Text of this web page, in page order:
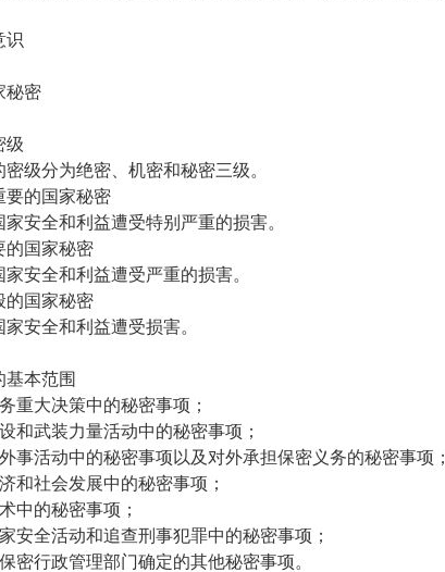
识
秘密
级
密级分为绝密、机密和秘密三级。
要的国家秘密
安全和利益遭受特别严重的损害。
的国家秘密
安全和利益遭受严重的损害。
的国家秘密
安全和利益遭受损害。
基本范围
重大决策中的秘密事项；
和武装力量活动中的秘密事项；
事活动中的秘密事项以及对外承担保密义务的秘密事项；
和社会发展中的秘密事项；
中的秘密事项；
安全活动和追查刑事犯罪中的秘密事项；
密行政管理部门确定的其他秘密事项。